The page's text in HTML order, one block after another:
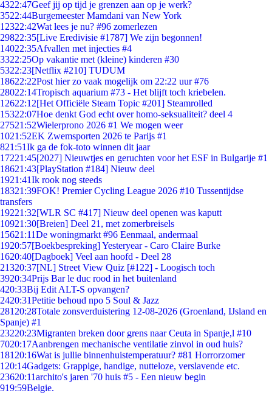
4322:47Geef jij op tijd je grenzen aan op je werk?
3522:44Burgemeester Mamdani van New York
12322:42Wat lees je nu? #96 zomerlezen
29822:35[Live Eredivisie #1787] We zijn begonnen!
14022:35Afvallen met injecties #4
3322:25Op vakantie met (kleine) kinderen #30
5322:23[Netflix #210] TUDUM
18622:22Post hier zo vaak mogelijk om 22:22 uur #76
28022:14Tropisch aquarium #73 - Het blijft toch kriebelen.
12622:12[Het Officiële Steam Topic #201] Steamrolled
15322:07Hoe denkt God echt over homo-seksualiteit? deel 4
27521:52Wielerprono 2026 #1 We mogen weer
1021:52EK Zwemsporten 2026 te Parijs #1
821:51Ik ga de fok-toto winnen dit jaar
17221:45[2027] Nieuwtjes en geruchten voor het ESF in Bulgarije #1
18621:43[PlayStation #184] Nieuw deel
1921:41Ik rook nog steeds
18321:39FOK! Premier Cycling League 2026 #10 Tussentijdse
transfers
19221:32[WLR SC #417] Nieuw deel openen was kaputt
10921:30[Breien] Deel 21, met zomerbreisels
15621:11De woningmarkt #96 Eenmaal, andermaal
1920:57[Boekbespreking] Yesteryear - Caro Claire Burke
1620:40[Dagboek] Veel aan hoofd - Deel 28
21320:37[NL] Street View Quiz [#122] - Loogisch toch
3920:34Prijs Bar le duc rood in het buitenland
420:33Bij Edit ALT-S opvangen?
2420:31Petitie behoud npo 5 Soul & Jazz
281 20:28Totale zonsverduistering 12-08-2026 (Groenland, IJsland en
Spanje) #1
23220:23Migranten breken door grens naar Ceuta in Spanje,l #10
7020:17Aanbrengen mechanische ventilatie zinvol in oud huis?
181 20:16Wat is jullie binnenhuistemperatuur? #81 Horrorzomer
1 20:14Gadgets: Grappige, handige, nutteloze, verslavende etc.
23620:11archito's jaren '70 huis #5 - Een nieuw begin
919:59Belgie.